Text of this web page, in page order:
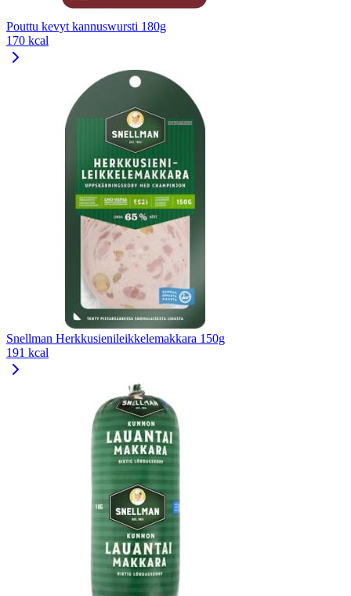
Pouttu kevyt kannuswursti 180g
170 kcal
Snellman Herkkusienileikkelemakkara 150g
191 kcal